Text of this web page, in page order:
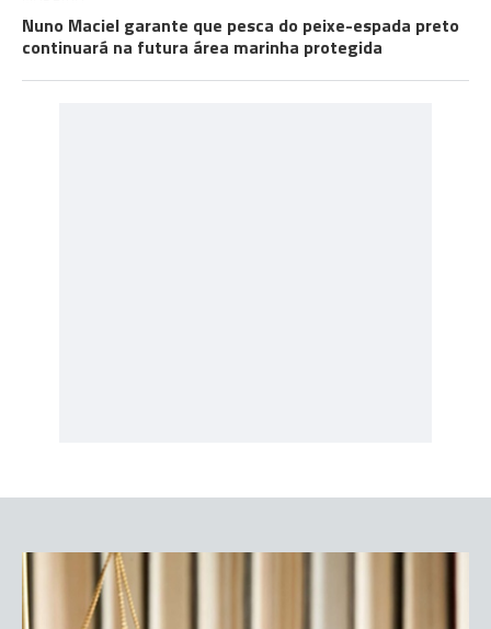
Nuno Maciel garante que pesca do peixe-espada preto
continuará na futura área marinha protegida